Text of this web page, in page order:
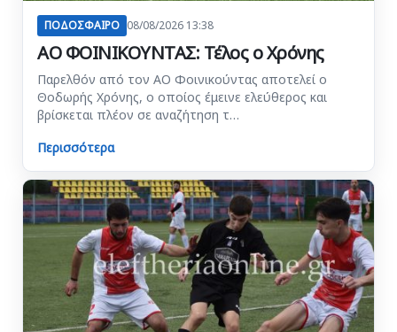
ΠΟΔΟΣΦΑΙΡΟ 08/08/2026 13:38
ΑΟ ΦΟΙΝΙΚΟΥΝΤΑΣ: Τέλος ο Χρόνης
Παρελθόν από τον ΑΟ Φοινικούντας αποτελεί ο
Θοδωρής Χρόνης, ο οποίος έμεινε ελεύθερος και
βρίσκεται πλέον σε αναζήτηση τ…
Περισσότερα